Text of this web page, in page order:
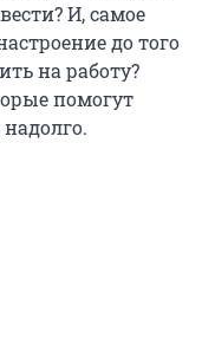
И, самое
до того
на работу?
помогут